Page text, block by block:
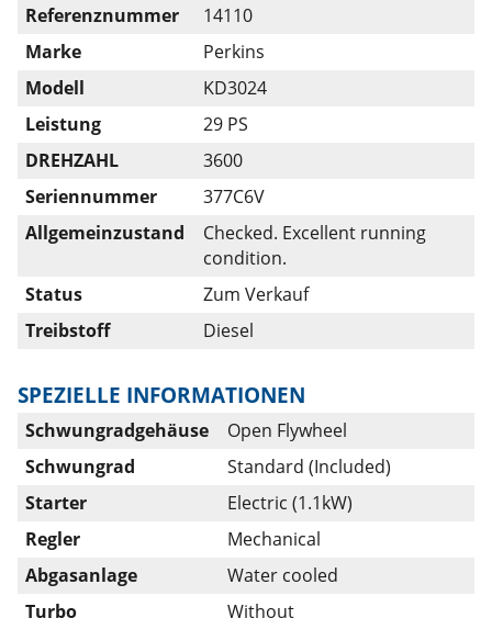
Referenznummer
14110
Marke
Perkins
Modell
KD3024
Leistung
29 PS
DREHZAHL
3600
Seriennummer
377C6V
Allgemeinzustand
Checked. Excellent running
condition.
Status
Zum Verkauf
Treibstoff
Diesel
SPEZIELLE INFORMATIONEN
Schwungradgehäuse
Open Flywheel
Schwungrad
Standard (Included)
Starter
Electric (1.1kW)
Regler
Mechanical
Abgasanlage
Water cooled
Turbo
Without